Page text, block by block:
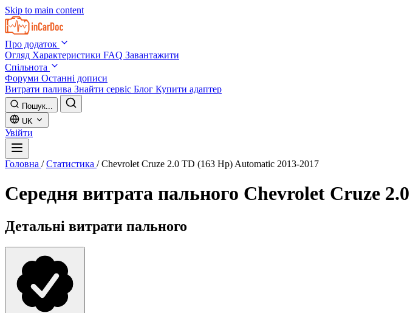
Skip to main content
Про додаток
Огляд Характеристики FAQ Завантажити
Спільнота
Форуми Останні дописи
Витрати палива Знайти сервіс Блог Купити адаптер
Пошук...
UK
Увійти
Головна / Статистика / Chevrolet Cruze 2.0 TD (163 Hp) Automatic 2013-2017
Середня витрата пального Chevrolet Cruze
Детальні витрати пального